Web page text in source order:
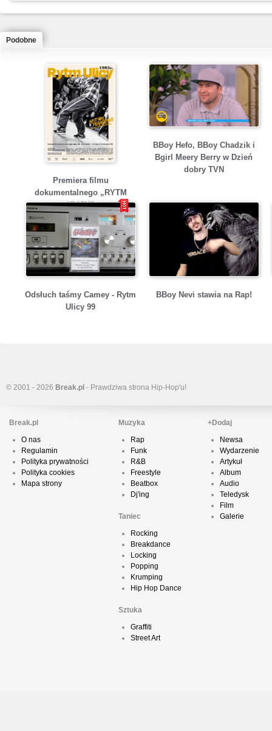
Podobne
Premiera filmu
dokumentalnego „RYTM
ULICY”
BBoy Hefo, BBoy Chadzik i
Bgirl Meery Berry w Dzień
dobry TVN
Odsłuch taśmy Camey - Rytm
Ulicy 99
BBoy Nevi stawia na Rap!
© 2001 - 2026 Break.pl - Prawdziwa strona Hip-Hop'u!
Break.pl
O nas
Regulamin
Polityka prywatności
Polityka cookies
Mapa strony
Muzyka
Rap
Funk
R&B
Freestyle
Beatbox
Dj'ing
Taniec
Rocking
Breakdance
Locking
Popping
Krumping
Hip Hop Dance
Sztuka
Graffiti
Street Art
+Dodaj
Newsa
Wydarzenie
Artykuł
Album
Audio
Teledysk
Film
Galerie